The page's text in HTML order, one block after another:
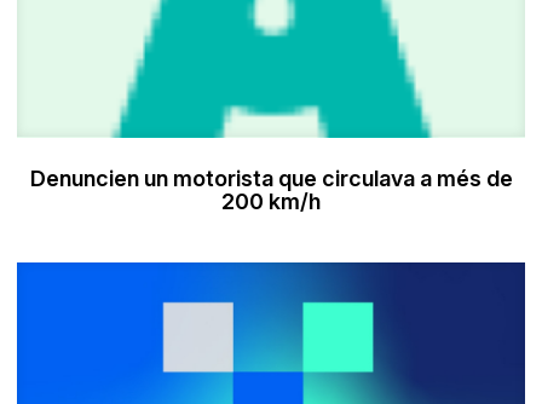
Denuncien un motorista que circulava a més de
200 km/h